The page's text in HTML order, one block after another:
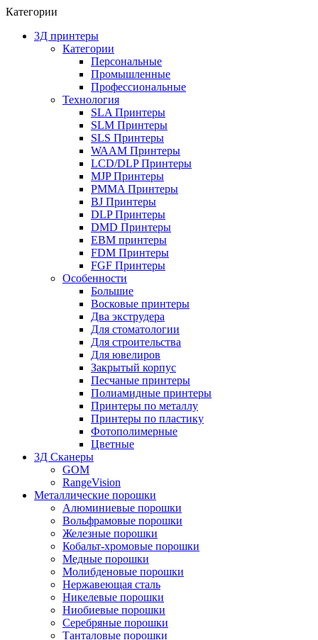
Категории
3Д принтеры
Категории
Персональные
Промышленные
Профессиональные
Технология
SLA Принтеры
SLM Принтеры
SLS Принтеры
WAAM Принтеры
LCD/DLP Принтеры
MJP Принтеры
PMMA Принтеры
BJ Принтеры
DLP Принтеры
DMD Принтеры
EBM принтеры
FDM Принтеры
FGF Принтеры
Особенности
Большие
Восковые принтеры
Два экструдера
Для стоматологии
Для строительства
Для ювелиров
Закрытый корпус
Песчаные принтеры
Полиамидные принтеры
Принтеры по металлу
Принтеры по пластику
Фотополимерные
Цветные
3Д Сканеры
GOM
RangeVision
Металлические порошки
Алюминиевые порошки
Вольфрамовые порошки
Железные порошки
Кобальт-хромовые порошки
Медные порошки
Молибденовые порошки
Нержавеющая сталь
Никелевые порошки
Ниобиевые порошки
Серебряные порошки
Танталовые порошки